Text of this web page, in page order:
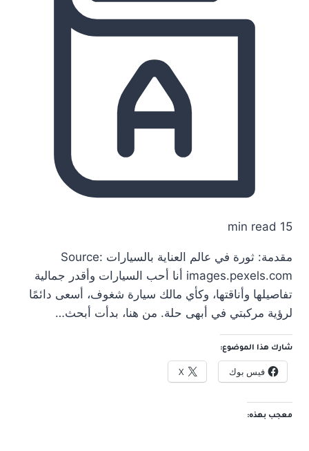
15 min read
مقدمة: ثورة في عالم العناية بالسيارات Source:
images.pexels.com أنا أحب السيارات وأقدر جمالية
تفاصيلها وأناقتها، وكأي مالك سيارة شغوف، أسعى دائمًا
لرؤية مركبتي في أبهى حلة. من هنا، بدأت أبحث…
شارك هذا الموضوع:
فيس بوك X
معجب بهذه: